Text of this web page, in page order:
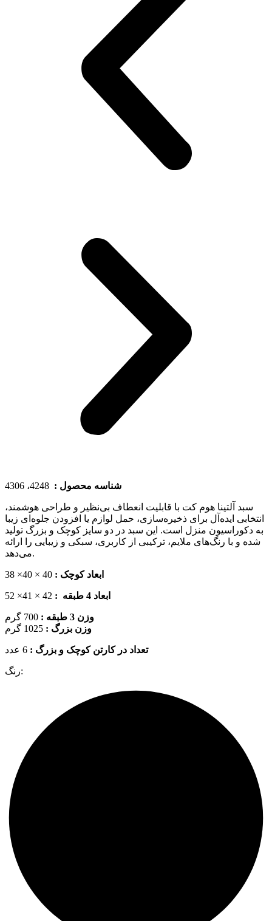
شناسه محصول : 4248، 4306
سبد آلتینا هوم کت با قابلیت انعطاف بی‌نظیر و طراحی هوشمند،
انتخابی ایده‌آل برای ذخیره‌سازی، حمل لوازم یا افزودن جلوه‌ای زیبا
به دکوراسیون منزل است. این سبد در دو سایز کوچک و بزرگ تولید
شده و با رنگ‌های ملایم، ترکیبی از کاربری، سبکی و زیبایی را ارائه
می‌دهد.
ابعاد کوچک :
ابعاد 4 طبقه : 42 × 41× 52
وزن 3 طبقه :
700 گرم
وزن بزرگ : 1025 گرم
تعداد در کارتن کوچک و بزرگ :
رنگ: